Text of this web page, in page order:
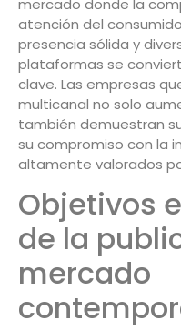
mercado donde la
atención del
presencia sólida y
plataformas se
clave. Las empresas
multicanal no solo
también demuestran
su compromiso con la
altamente valorados
Objetivos
de la
mercado